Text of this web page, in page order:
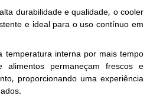
durabilidade e qualidade, o cooler
e ideal para o uso contínuo em
temperatura interna por mais tempo
permaneçam frescos e
proporcionando uma experiência